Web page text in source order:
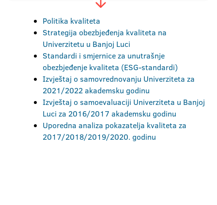
Sistem obezbjeđenja i unapređenja kvaliteta
Akreditacija
Obrasci indikatora kvaliteta
Politika kvaliteta
Strategija obezbjeđenja kvaliteta na
Univerzitetu u Banjoj Luci
Standardi i smjernice za unutrašnje
obezbjeđenje kvaliteta (ESG-standardi)
Izvještaj o samovrednovanju Univerziteta za
2021/2022 akademsku godinu
Izvještaj o samoevaluaciji Univerziteta u Banjoj
Luci za 2016/2017 akademsku godinu
Uporedna analiza pokazatelja kvaliteta za
2017/2018/2019/2020. godinu